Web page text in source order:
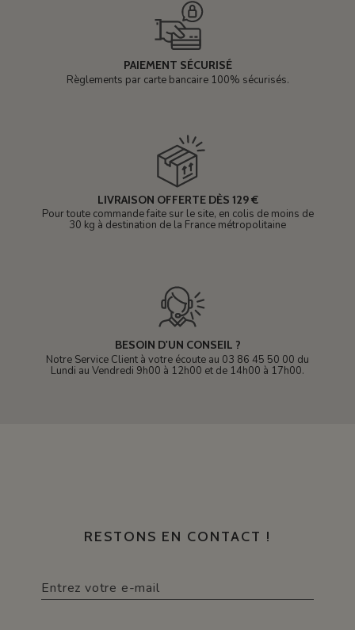
PAIEMENT SÉCURISÉ
Règlements par carte bancaire 100% sécurisés.
LIVRAISON OFFERTE DÈS 129 €
Pour toute commande faite sur le site, en colis de moins de
30 kg à destination de la France métropolitaine
BESOIN D'UN CONSEIL ?
Notre Service Client à votre écoute au 03 86 45 50 00 du
Lundi au Vendredi 9h00 à 12h00 et de 14h00 à 17h00.
RESTONS EN CONTACT !